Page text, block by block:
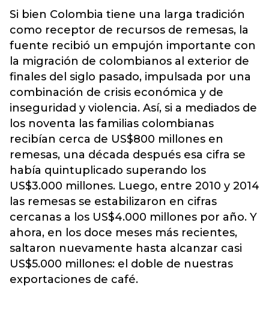
Si bien Colombia tiene una larga tradición
como receptor de recursos de remesas, la
fuente recibió un empujón importante con
la migración de colombianos al exterior de
finales del siglo pasado, impulsada por una
combinación de crisis económica y de
inseguridad y violencia. Así, si a mediados de
los noventa las familias colombianas
recibían cerca de US$800 millones en
remesas, una década después esa cifra se
había quintuplicado superando los
US$3.000 millones. Luego, entre 2010 y 2014
las remesas se estabilizaron en cifras
cercanas a los US$4.000 millones por año. Y
ahora, en los doce meses más recientes,
saltaron nuevamente hasta alcanzar casi
US$5.000 millones: el doble de nuestras
exportaciones de café.